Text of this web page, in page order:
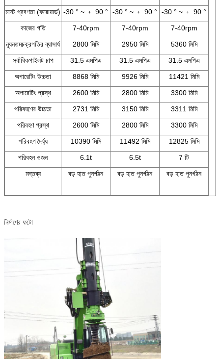
মাস্ট প্রবণতা (ফরোয়ার্ড) -30 ° ~ ﹢ 90 ° -30 ° ~ ﹢ 90 ° -30 ° ~ ﹢ 90 °
কাজের গতি 7-40rpm 7-40rpm 7-40rpm
ন্যূনতমচক্রগতির ব্যাসার্ধ 2800 মিমি 2950 মিমি 5360 মিমি
সর্বাধিকপাইলট চাপ 31.5 এমপিএ 31.5 এমপিএ 31.5 এমপিএ
অপারেটিং উচ্চতা 8868 মিমি 9926 মিমি 11421 মিমি
অপারেটিং প্রস্থ 2600 মিমি 2800 মিমি 3300 মিমি
পরিবহণের উচ্চতা 2731 মিমি 3150 মিমি 3311 মিমি
পরিবহণ প্রস্থ 2600 মিমি 2800 মিমি 3300 মিমি
পরিবহণ দৈর্ঘ্য 10390 মিমি 11492 মিমি 12825 মিমি
পরিবহন ওজন 6.1t 6.5t 7 টি
মন্তব্য বড় হাত পুনর্গঠন বড় হাত পুনর্গঠন বড় হাত পুনর্গঠন
নির্মাণের ফটো